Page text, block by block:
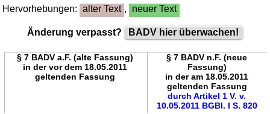
Hervorhebungen: alter Text , neuer Text
Änderung verpasst? BADV hier überwachen!
§ 7 BADV a.F. (alte Fassung)
in der vor dem 18.05.2011
geltenden Fassung
§ 7 BADV n.F. (neue
Fassung)
in der am 18.05.2011
geltenden Fassung
durch Artikel 1 V. v.
10.05.2011 BGBl. I S. 820